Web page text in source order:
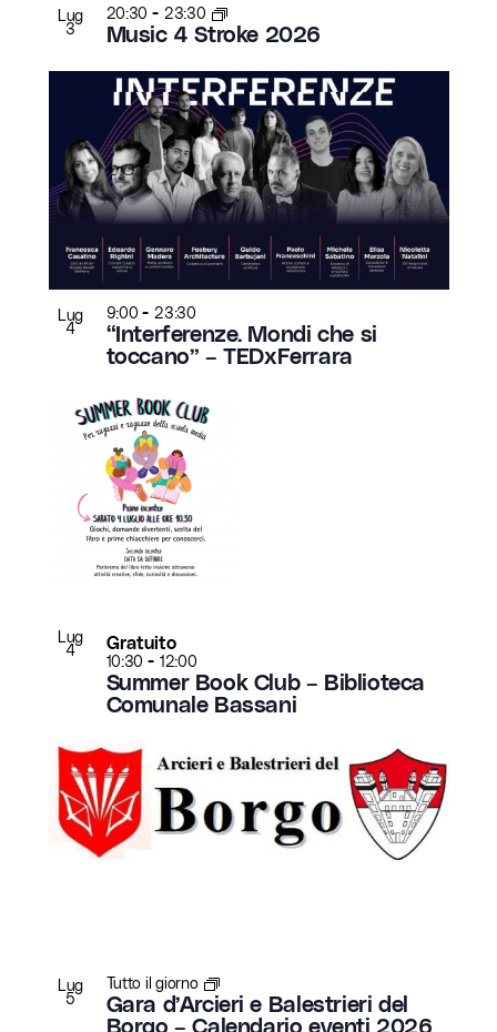
Lug
3 Music 4 Stroke 2026
20:30 - 23:30
Lug
4
“Interferenze. Mondi che si
toccano” – TEDxFerrara
9:00- 23:30
Lug
4
Summer Book Club – Biblioteca
Comunale Bassani
10:30 - 12:00
Gratuito
Lug
5
Gara d’Arcieri e Balestrieri del
Borgo – Calendario eventi 2026
Tutto il giorno